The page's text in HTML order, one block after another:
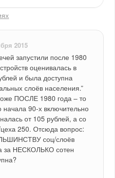
2015
запустили после 1980
оценивалась в
и была доступна
слоёв населения.”
ПОСЛЕ 1980 года – то
начала 90-х включительно
от 105 рублей, а со
250. Отсюда вопрос:
соц/слоёв
за НЕСКОЛЬКО сотен